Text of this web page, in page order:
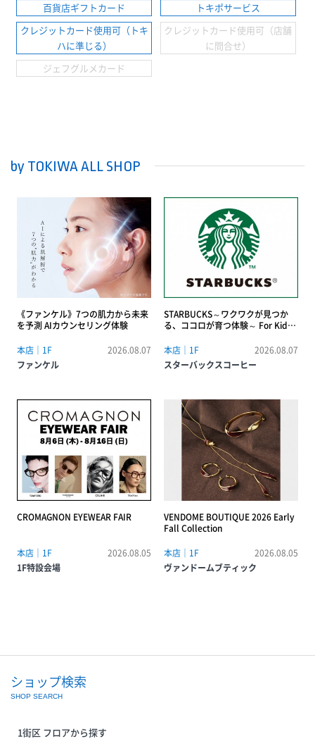
百貨店ギフトカード
トキポサービス
クレジットカード使用可（トキ
ハに準じる）
クレジットカード使用可（店舗
に問合せ）
ジェフグルメカード
by TOKIWA ALL SHOP
《ファンケル》7つの肌力から未来
を予測 AIカウンセリング体験
本店｜1F
2026.08.07
ファンケル
STARBUCKS～ワクワクが見つか
る、ココロが育つ体験～ For Kids
究〜コーヒーの未来、環境勉強会
~】
本店｜1F
2026.08.07
スターバックスコーヒー
CROMAGNON EYEWEAR FAIR
本店｜1F
2026.08.05
1F特設会場
VENDOME BOUTIQUE 2026 Early
Fall Collection
本店｜1F
2026.08.05
ヴァンドームブティック
ショップ検索
SHOP SEARCH
1街区 フロアから探す